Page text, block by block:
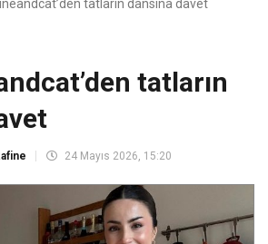
tatların dansına davet
tatların
24 Mayıs 2026, 15:20